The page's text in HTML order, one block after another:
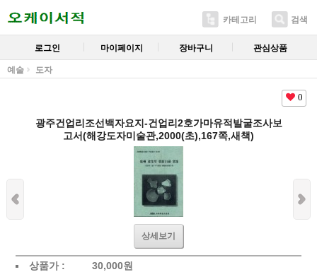
카테고리 검색
로그인 마이페이지 장바구니 관심상품
예술 도자
0
광주건업리조선백자요지-건업리2호가마유적발굴조사보
고서(해강도자미술관,2000(초),167쪽,새책)
상세보기
상품가 : 30,000원